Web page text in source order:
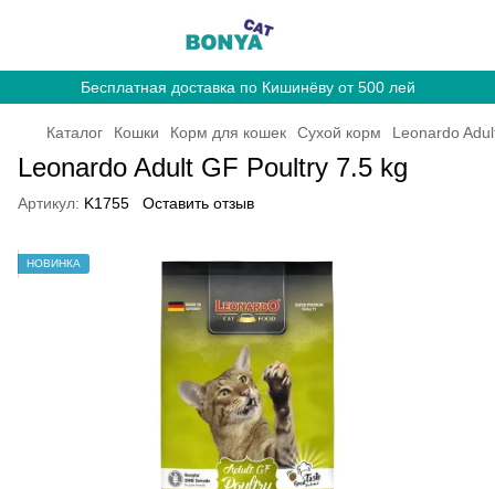
Бесплатная доставка по Кишинёву от 500 лей
Каталог Кошки Корм для кошек Сухой корм Leonardo
Leonardo Adult GF Poultry 7.5 kg
Артикул: K1755 Оставить отзыв
НОВИНКА